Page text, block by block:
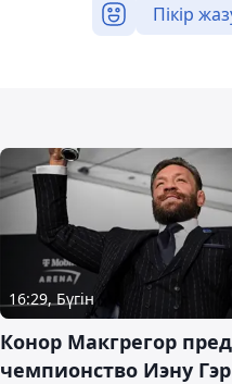
Пікір
16:29, Бүгін
Конор Макгрегор
чемпионство Иэну